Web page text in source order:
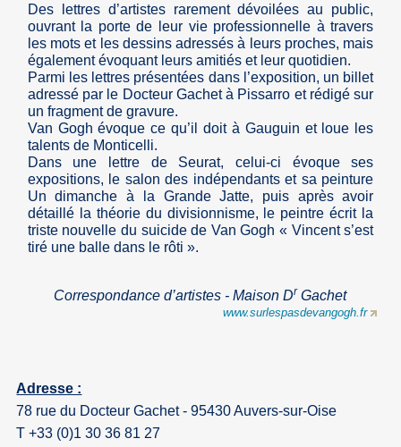
Des lettres d’artistes rarement dévoilées au public,
ouvrant la porte de leur vie professionnelle à travers
les mots et les dessins adressés à leurs proches, mais
également évoquant leurs amitiés et leur quotidien.
Parmi les lettres présentées dans l’exposition, un billet
adressé par le Docteur Gachet à Pissarro et rédigé sur
un fragment de gravure.
Van Gogh évoque ce qu’il doit à Gauguin et loue les
talents de Monticelli.
Dans une lettre de Seurat, celui-ci évoque ses
expositions, le salon des indépendants et sa peinture
Un dimanche à la Grande Jatte, puis après avoir
détaillé la théorie du divisionnisme, le peintre écrit la
triste nouvelle du suicide de Van Gogh « Vincent s’est
tiré une balle dans le rôti ».
Correspondance d’artistes - Maison Dr Gachet
www.surlespasdevangogh.fr
Adresse :
78 rue du Docteur Gachet - 95430 Auvers-sur-Oise
T +33 (0)1 30 36 81 27